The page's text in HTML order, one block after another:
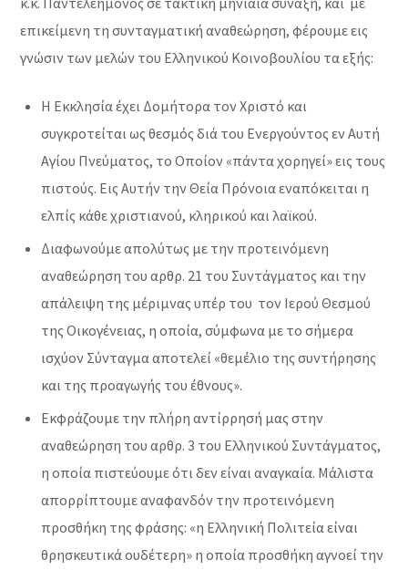
επικείμενη τη συνταγματική αναθεώρηση, φέρουμε εις
γνώσιν των μελών του Ελληνικού Κοινοβουλίου τα εξής:
Η Εκκλησία έχει Δομήτορα τον Χριστό και
συγκροτείται ως θεσμός διά του Ενεργούντος εν Αυτή
Αγίου Πνεύματος, το Οποίον «πάντα χορηγεί» εις τους
πιστούς. Εις Αυτήν την Θεία Πρόνοια εναπόκειται η
ελπίς κάθε χριστιανού, κληρικού και λαϊκού.
Διαφωνούμε απολύτως με την προτεινόμενη
αναθεώρηση του αρθρ. 21 του Συντάγματος και την
απάλειψη της μέριμνας υπέρ του τον Ιερού Θεσμού
της Οικογένειας, η οποία, σύμφωνα με το σήμερα
ισχύον Σύνταγμα αποτελεί «θεμέλιο της συντήρησης
και της προαγωγής του έθνους».
Εκφράζουμε την πλήρη αντίρρησή μας στην
αναθεώρηση του αρθρ. 3 του Ελληνικού Συντάγματος,
η οποία πιστεύουμε ότι δεν είναι αναγκαία. Μάλιστα
απορρίπτουμε αναφανδόν την προτεινόμενη
προσθήκη της φράσης: «η Ελληνική Πολιτεία είναι
θρησκευτικά ουδέτερη» η οποία προσθήκη αγνοεί την